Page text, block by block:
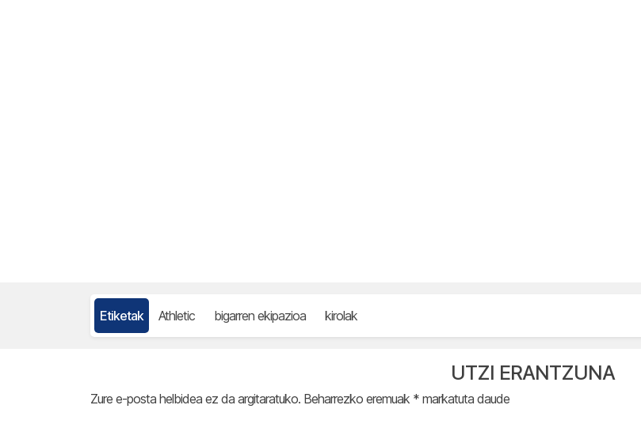
Etiketak Athletic bigarren ekipazioa kirolak
UTZI ERANTZUNA
Zure e-posta helbidea ez da argitaratuko. Beharrezko eremuak * markatuta daude